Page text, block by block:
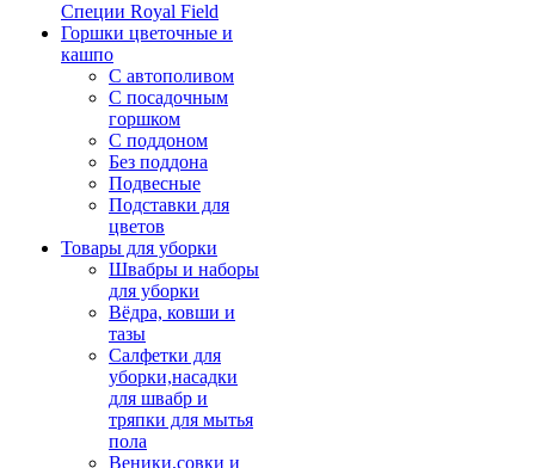
Специи Royal Field
Горшки цветочные и
кашпо
С автополивом
С посадочным
горшком
С поддоном
Без поддона
Подвесные
Подставки для
цветов
Товары для уборки
Швабры и наборы
для уборки
Вёдра, ковши и
тазы
Салфетки для
уборки,насадки
для швабр и
тряпки для мытья
пола
Веники,совки и